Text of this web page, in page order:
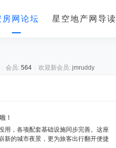
房网论坛 星空地产网导读
会员: 564 欢迎新会员: jmruddy
！
用，各项配套基础设施同步完善。这座
新的城市夜景，更为旅客出行翻开便捷